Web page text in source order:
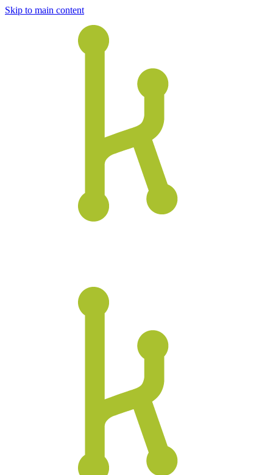
Skip to main content